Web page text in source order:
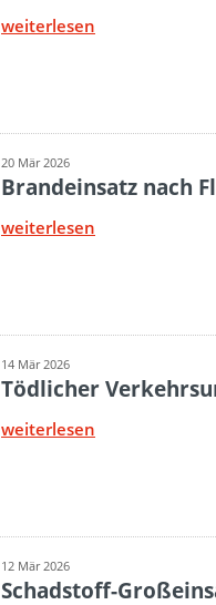
weiterlesen
20 Mär 2026
Brandeinsatz nach
weiterlesen
14 Mär 2026
Tödlicher
weiterlesen
12 Mär 2026
Schadstoff-